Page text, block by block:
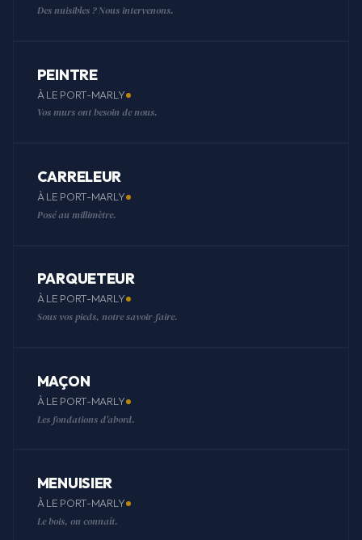
Des nuisibles ? Nous intervenons.
PEINTRE
À LE PORT-MARLY
Vos murs ont besoin de nous.
CARRELEUR
À LE PORT-MARLY
Posé au millimètre.
PARQUETEUR
À LE PORT-MARLY
Sous vos pieds, notre savoir-faire.
MAÇON
À LE PORT-MARLY
Les fondations d'abord.
MENUISIER
À LE PORT-MARLY
Le bois, on connaît.